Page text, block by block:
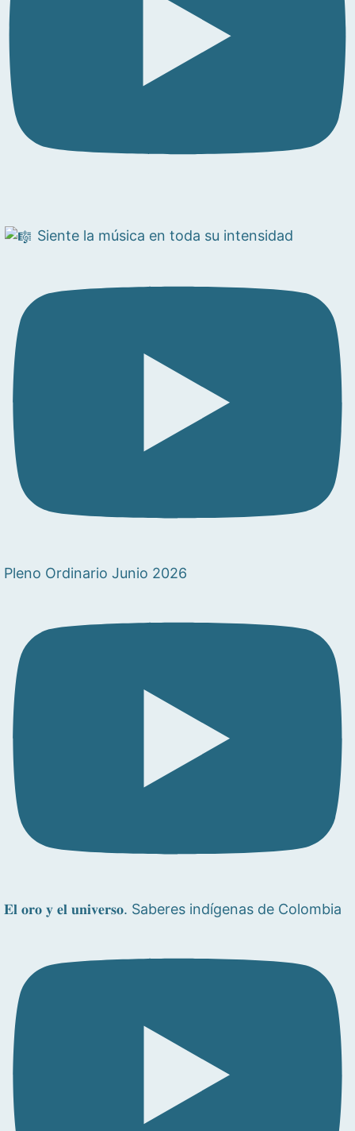
Siente la música en toda su intensidad
Pleno Ordinario Junio 2026
𝐄𝐥 𝐨𝐫𝐨 𝐲 𝐞𝐥 𝐮𝐧𝐢𝐯𝐞𝐫𝐬𝐨. Saberes indígenas de Colombia